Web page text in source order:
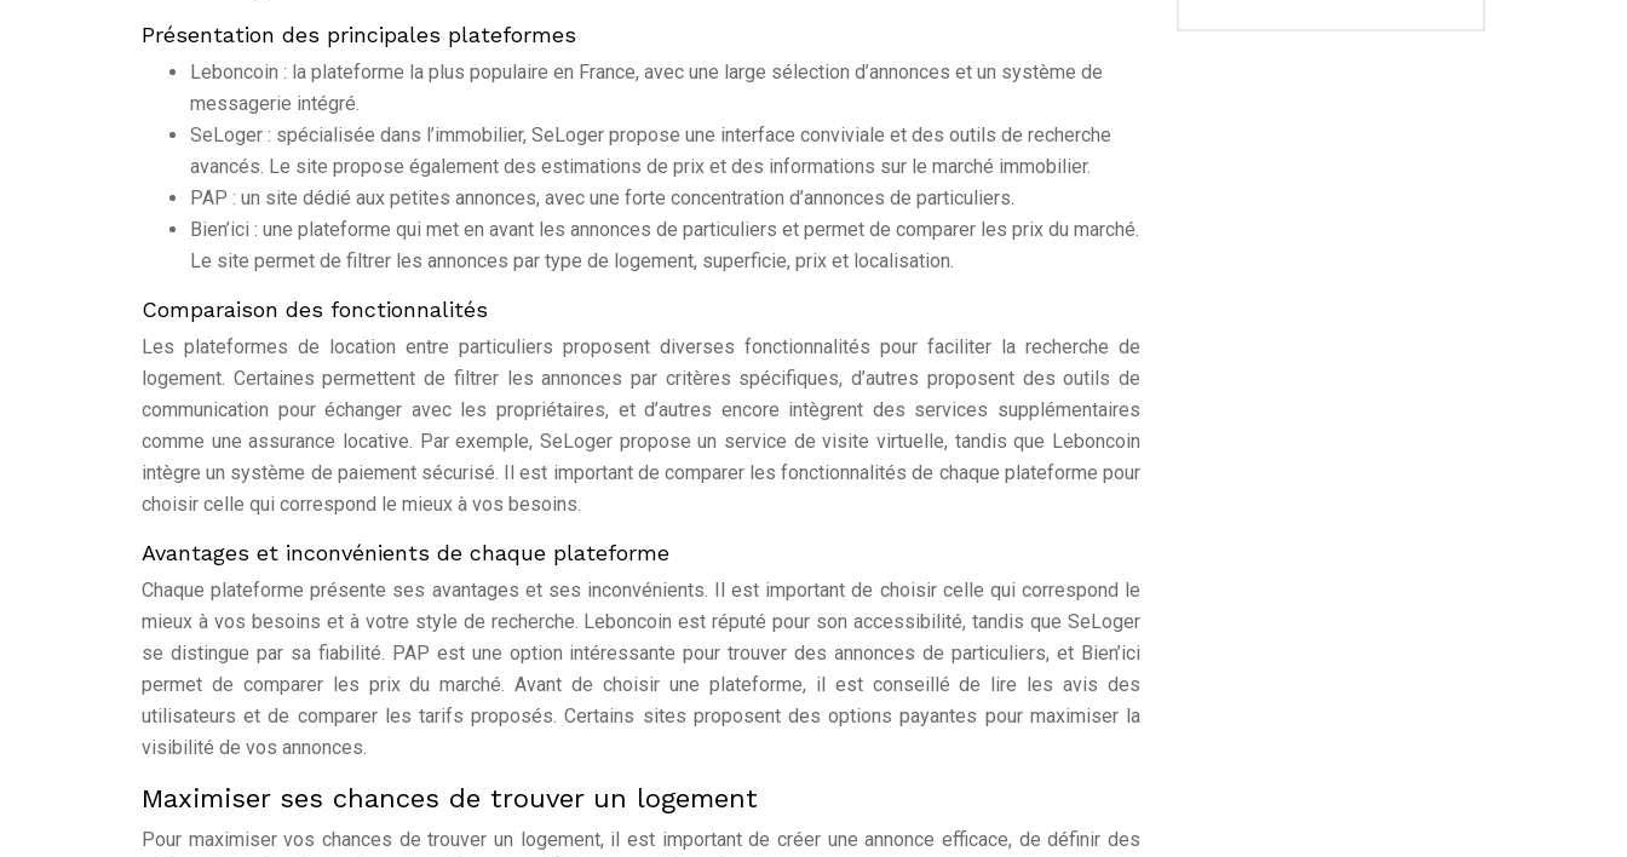
Présentation des principales plateformes
Leboncoin : la plateforme la plus populaire en France, avec une large sélection d’annonces et un système de
messagerie intégré.
SeLoger : spécialisée dans l’immobilier, SeLoger propose une interface conviviale et des outils de recherche
avancés. Le site propose également des estimations de prix et des informations sur le marché immobilier.
PAP : un site dédié aux petites annonces, avec une forte concentration d’annonces de particuliers.
Bien’ici : une plateforme qui met en avant les annonces de particuliers et permet de comparer les prix du marché.
Le site permet de filtrer les annonces par type de logement, superficie, prix et localisation.
Comparaison des fonctionnalités
Les plateformes de location entre particuliers proposent diverses fonctionnalités pour faciliter la recherche de
logement. Certaines permettent de filtrer les annonces par critères spécifiques, d’autres proposent des outils de
communication pour échanger avec les propriétaires, et d’autres encore intègrent des services supplémentaires
comme une assurance locative. Par exemple, SeLoger propose un service de visite virtuelle, tandis que Leboncoin
intègre un système de paiement sécurisé. Il est important de comparer les fonctionnalités de chaque plateforme pour
choisir celle qui correspond le mieux à vos besoins.
Avantages et inconvénients de chaque plateforme
Chaque plateforme présente ses avantages et ses inconvénients. Il est important de choisir celle qui correspond le
mieux à vos besoins et à votre style de recherche. Leboncoin est réputé pour son accessibilité, tandis que SeLoger
se distingue par sa fiabilité. PAP est une option intéressante pour trouver des annonces de particuliers, et Bien’ici
permet de comparer les prix du marché. Avant de choisir une plateforme, il est conseillé de lire les avis des
utilisateurs et de comparer les tarifs proposés. Certains sites proposent des options payantes pour maximiser la
visibilité de vos annonces.
Maximiser ses chances de trouver un logement
Pour maximiser vos chances de trouver un logement, il est important de créer une annonce efficace, de définir des